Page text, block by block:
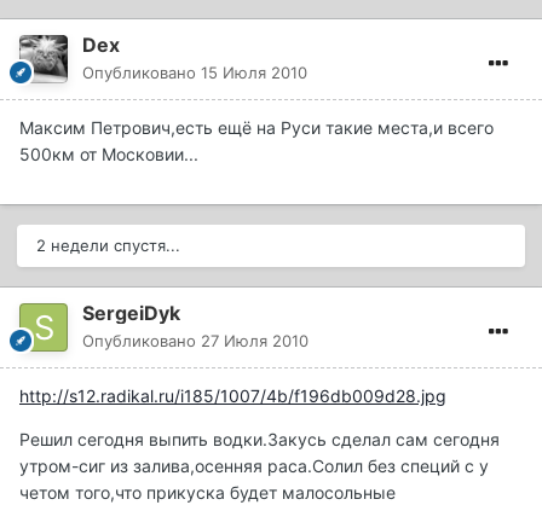
Dex
Опубликовано 15 Июля 2010
Максим Петрович,есть ещё на Руси такие места,и всего
500км от Московии...
2 недели спустя...
SergeiDyk
Опубликовано 27 Июля 2010
http://s12.radikal.ru/i185/1007/4b/f196db009d28.jpg
Решил сегодня выпить водки.Закусь сделал сам сегодня
утром-сиг из залива,осенняя раса.Солил без специй с у
четом того,что прикуска будет малосольные